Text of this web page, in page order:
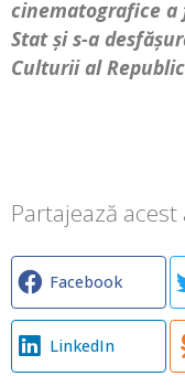
cinematografice
Stat și s-a
Culturii al
Partajează
Facebook
LinkedIn